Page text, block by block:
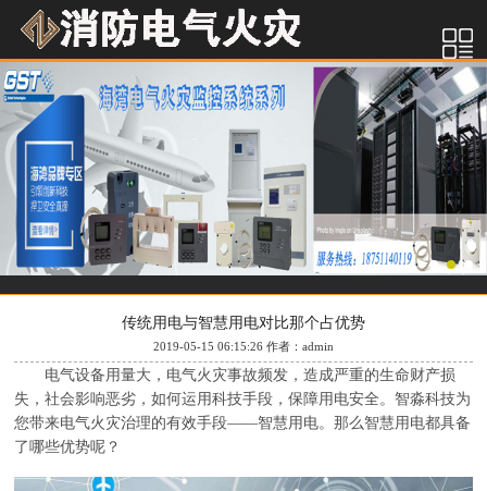
传统用电与智慧用电对比那个占优势
2019-05-15 06:15:26 作者：admin
电气设备用量大，电气火灾事故频发，造成严重的生命财产损
失，社会影响恶劣，如何运用科技手段，保障用电安全。智淼科技为
您带来电气火灾治理的有效手段——智慧用电。那么智慧用电都具备
了哪些优势呢？